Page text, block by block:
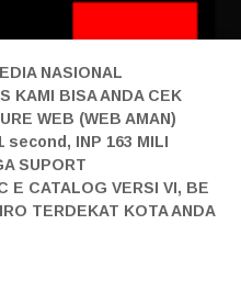
Promo Smartphone 5G
Siber| Contact| Tentang|
Redaksi| | Design By Sonata
Ke 4 | 27 April 2023 JTN Melangkah
Terdepan-Berkelas
NASIONAL
KAMI BISA ANDA CEK
WEB (WEB AMAN)
second, INP 163 MILI
SUPORT
E CATALOG VERSI VI, BE
TERDEKAT KOTA ANDA